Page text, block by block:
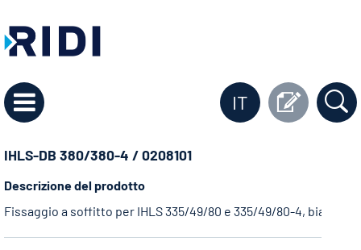
IT
IHLS-DB 380/380-4 / 0208101
Descrizione del prodotto
Fissaggio a soffitto per IHLS 335/49/80 e 335/49/80-4, bianco